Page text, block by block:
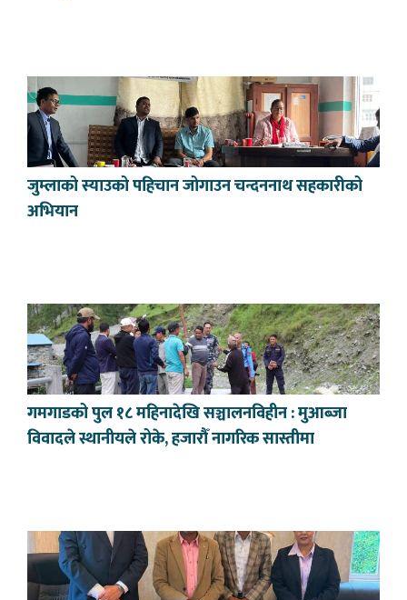
जुम्लाको स्याउको पहिचान जोगाउन चन्दननाथ सहकारीको
अभियान
गमगाडको पुल १८ महिनादेखि सञ्चालनविहीन : मुआब्जा
विवादले स्थानीयले रोके, हजारौँ नागरिक सास्तीमा